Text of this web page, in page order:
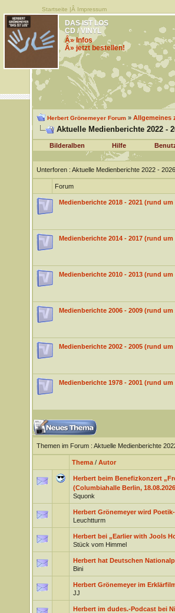
Startseite |Â Impressum
DAS IST LOS
CD / VINYL
Â» Infos
Â» jetzt bestellen!
Herbert Grönemeyer Forum» Allgemeines
Aktuelle Medienberichte 2022 -
Bilderalben Hilfe
Unterforen: Aktuelle Medienberichte 2022 -
Forum
Medienberichte 2018 - 2021 (rund um
Medienberichte 2014 - 2017 (rund um
Medienberichte 2010 - 2013 (rund um
Medienberichte 2006 - 2009 (rund um
Medienberichte 2002 - 2005 (rund um
Medienberichte 1978 - 2001 (rund
Themen im Forum: Aktuelle Medienberichte
Thema/ Autor
Herbert beim Benefizkonzert
(Columbiahalle Berlin,
Squonk
Herbert Grönemeyer wird
Leuchtturm
Herbert bei „Earlier with Jools
Stück vom Himmel
Herbert hat Deutschen
Bini
Herbert Grönemeyer im
JJ
Herbert im dudes.-Podcast bei